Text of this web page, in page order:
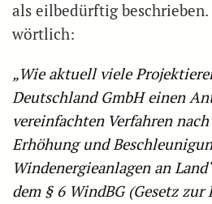
als eilbedürftig
wörtlich:
„Wie aktuell viele
Deutschland GmbH einen
vereinfachten Verfahren
Erhöhung und
Windenergieanlagen an
dem § 6 WindBG (Gesetz zur